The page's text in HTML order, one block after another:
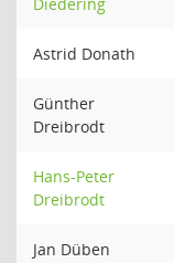
Astrid Donath
Günther
Dreibrodt
Hans-Peter
Dreibrodt
Jan Düben